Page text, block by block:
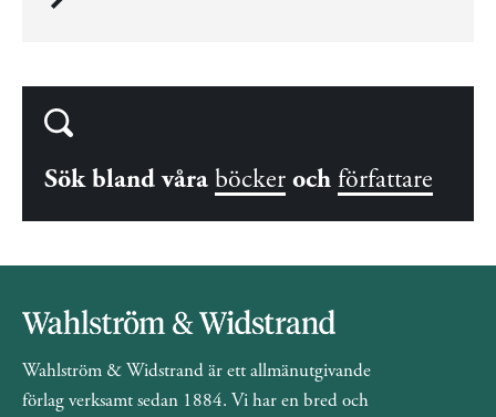
Sök bland våra böcker och författare
Wahlström & Widstrand är ett allmänutgivande
förlag verksamt sedan 1884. Vi har en bred och